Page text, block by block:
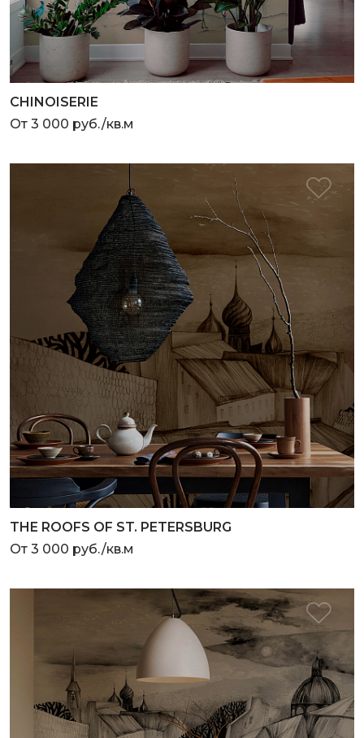
CHINOISERIE
От 3 000 руб./кв.м
THE ROOFS OF ST. PETERSBURG
От 3 000 руб./кв.м